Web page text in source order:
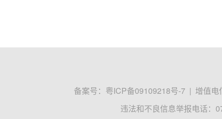
备案号： 粤ICP备09109218号-7 | 增值电
违法和不良信息举报电话：